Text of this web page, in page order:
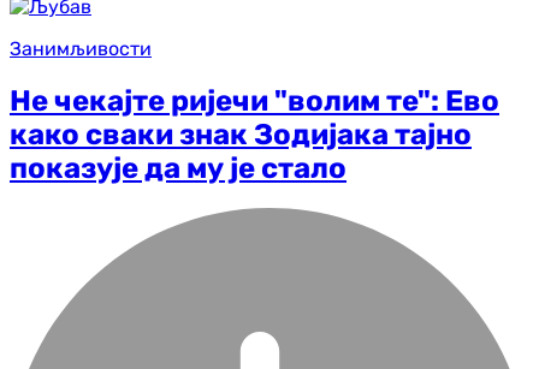
Занимљивости
Не чекајте ријечи "волим те": Ево
како сваки знак Зодијака тајно
показује да му је стало